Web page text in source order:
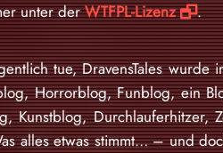
unter derWTFPL-Lizenz .
tue, DravensTales wurde
Horrorblog, Funblog, ein
Kunstblog, Durchlauferhitzer,
alles etwas stimmt… – und